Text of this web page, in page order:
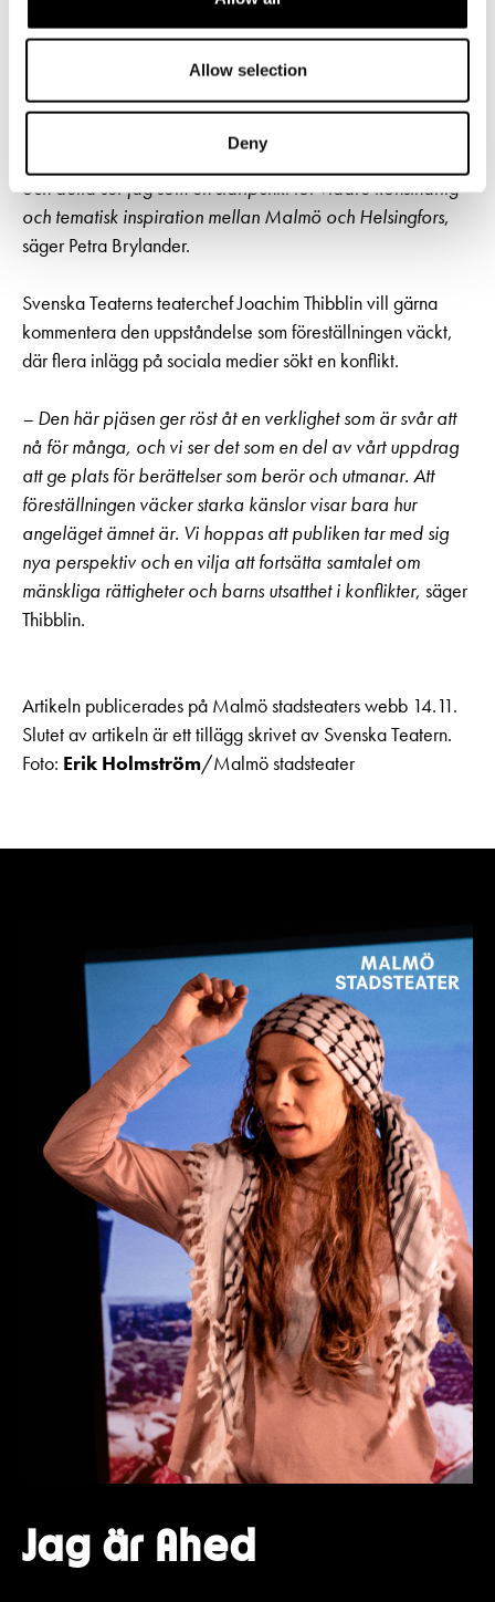
Allow selection
Deny
– Det är fantastiskt roligt och mycket värdefullt ur många
perspektiv att vår föreställning Jag är Ahed har blivit
inbjuden till Svenska Teatern för gästspel. Vi korsar sällan
gränserna i norden trots att vi har så mycket gemensamt
och detta ser jag som en startpunkt för vidare konstnärlig
och tematisk inspiration mellan Malmö och Helsingfors,
säger Petra Brylander.
Svenska Teaterns teaterchef Joachim Thibblin vill gärna
kommentera den uppståndelse som föreställningen väckt,
där flera inlägg på sociala medier sökt en konflikt.
– Den här pjäsen ger röst åt en verklighet som är svår att
nå för många, och vi ser det som en del av vårt uppdrag
att ge plats för berättelser som berör och utmanar. Att
föreställningen väcker starka känslor visar bara hur
angeläget ämnet är. Vi hoppas att publiken tar med sig
nya perspektiv och en vilja att fortsätta samtalet om
mänskliga rättigheter och barns utsatthet i konflikter, säger
Thibblin.
Artikeln publicerades på Malmö stadsteaters webb 14.11.
Slutet av artikeln är ett tillägg skrivet av Svenska Teatern.
Foto: Erik Holmström/Malmö stadsteater
Jag är Ahed